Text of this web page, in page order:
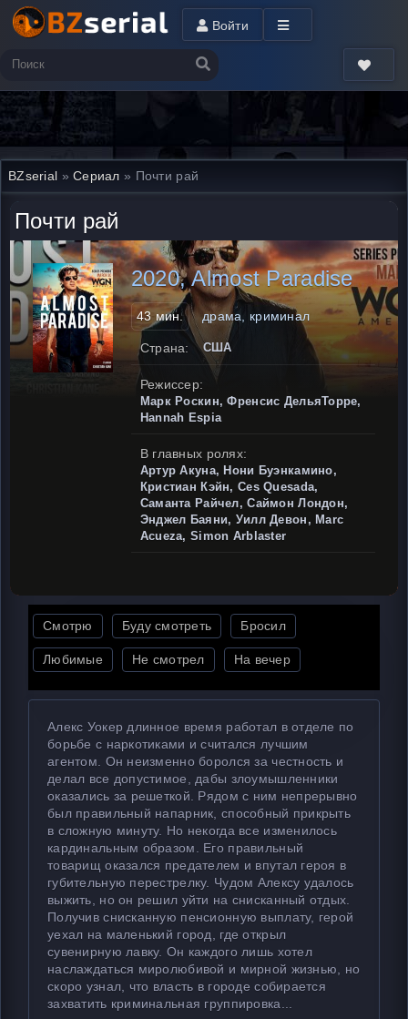
Войти
BZserial »Сериал » Почти рай
Почти рай
2020, Almost Paradise
43 мин. драма, криминал
Страна: США
Режиссер:
Марк Роскин, Френсис ДельяТорре,
Hannah Espia
В главных ролях:
Артур Акуна, Нони Буэнкамино,
Кристиан Кэйн, Ces Quesada,
Саманта Райчел, Саймон Лондон,
Энджел Баяни, Уилл Девон, Marc
Acueza, Simon Arblaster
Смотрю Буду смотреть Бросил
Любимые Не смотрел На вечер
Алекс Уокер длинное время работал в отделе по
борьбе с наркотиками и считался лучшим
агентом. Он неизменно боролся за честность и
делал все допустимое, дабы злоумышленники
оказались за решеткой. Рядом с ним непрерывно
был правильный напарник, способный прикрыть
в сложную минуту. Но некогда все изменилось
кардинальным образом. Его правильный
товарищ оказался предателем и впутал героя в
губительную перестрелку. Чудом Алексу удалось
выжить, но он решил уйти на снисканный отдых.
Получив снисканную пенсионную выплату, герой
уехал на маленький город, где открыл
сувенирную лавку. Он каждого лишь хотел
наслаждаться миролюбивой и мирной жизнью, но
скоро узнал, что власть в городе собирается
захватить криминальная группировка...